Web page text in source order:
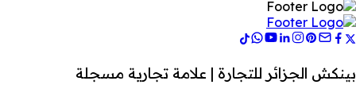
بينكش الجزائر للتجارة | علامة تجارية مسجلة